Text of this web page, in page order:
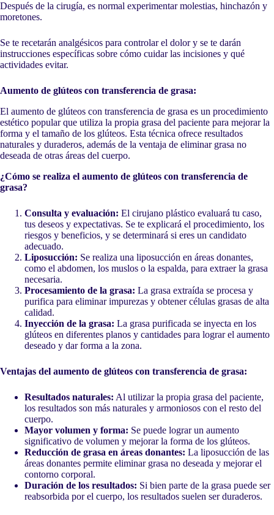
Después de la cirugía, es normal experimentar molestias, hinchazón y
moretones.
Se te recetarán analgésicos para controlar el dolor y se te darán
instrucciones específicas sobre cómo cuidar las incisiones y qué
actividades evitar.
Aumento de glúteos con transferencia de grasa:
El aumento de glúteos con transferencia de grasa es un procedimiento
estético popular que utiliza la propia grasa del paciente para mejorar la
forma y el tamaño de los glúteos. Esta técnica ofrece resultados
naturales y duraderos, además de la ventaja de eliminar grasa no
deseada de otras áreas del cuerpo.
¿Cómo se realiza el aumento de glúteos con transferencia de
grasa?
Consulta y evaluación: El cirujano plástico evaluará tu caso,
tus deseos y expectativas. Se te explicará el procedimiento, los
riesgos y beneficios, y se determinará si eres un candidato
adecuado.
Liposucción: Se realiza una liposucción en áreas donantes,
como el abdomen, los muslos o la espalda, para extraer la grasa
necesaria.
Procesamiento de la grasa: La grasa extraída se procesa y
purifica para eliminar impurezas y obtener células grasas de alta
calidad.
Inyección de la grasa: La grasa purificada se inyecta en los
glúteos en diferentes planos y cantidades para lograr el aumento
deseado y dar forma a la zona.
Ventajas del aumento de glúteos con transferencia de grasa:
Resultados naturales: Al utilizar la propia grasa del paciente,
los resultados son más naturales y armoniosos con el resto del
cuerpo.
Mayor volumen y forma: Se puede lograr un aumento
significativo de volumen y mejorar la forma de los glúteos.
Reducción de grasa en áreas donantes: La liposucción de las
áreas donantes permite eliminar grasa no deseada y mejorar el
contorno corporal.
Duración de los resultados: Si bien parte de la grasa puede ser
reabsorbida por el cuerpo, los resultados suelen ser duraderos.